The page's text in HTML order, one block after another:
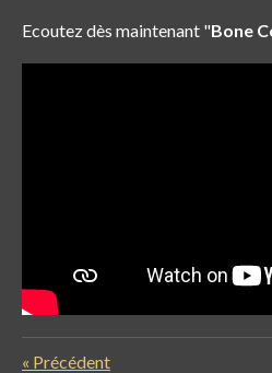
Ecoutez dès maintenant "Bone
« Précédent